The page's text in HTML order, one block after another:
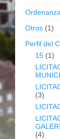
Otros (1)
Perfil del
15 (1)
(3)
(4)